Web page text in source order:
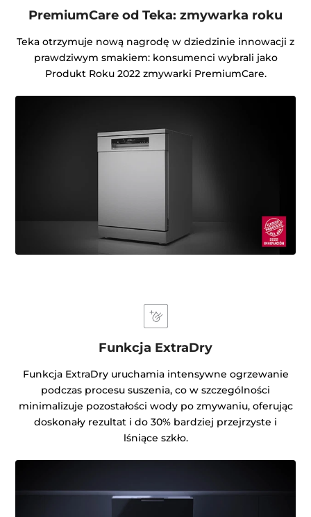
PremiumCare od Teka: zmywarka roku
Teka otrzymuje nową nagrodę w dziedzinie innowacji z
prawdziwym smakiem: konsumenci wybrali jako
Produkt Roku 2022 zmywarki PremiumCare.
Funkcja ExtraDry
Funkcja ExtraDry uruchamia intensywne ogrzewanie
podczas procesu suszenia, co w szczególności
minimalizuje pozostałości wody po zmywaniu, oferując
doskonały rezultat i do 30% bardziej przejrzyste i
lśniące szkło.